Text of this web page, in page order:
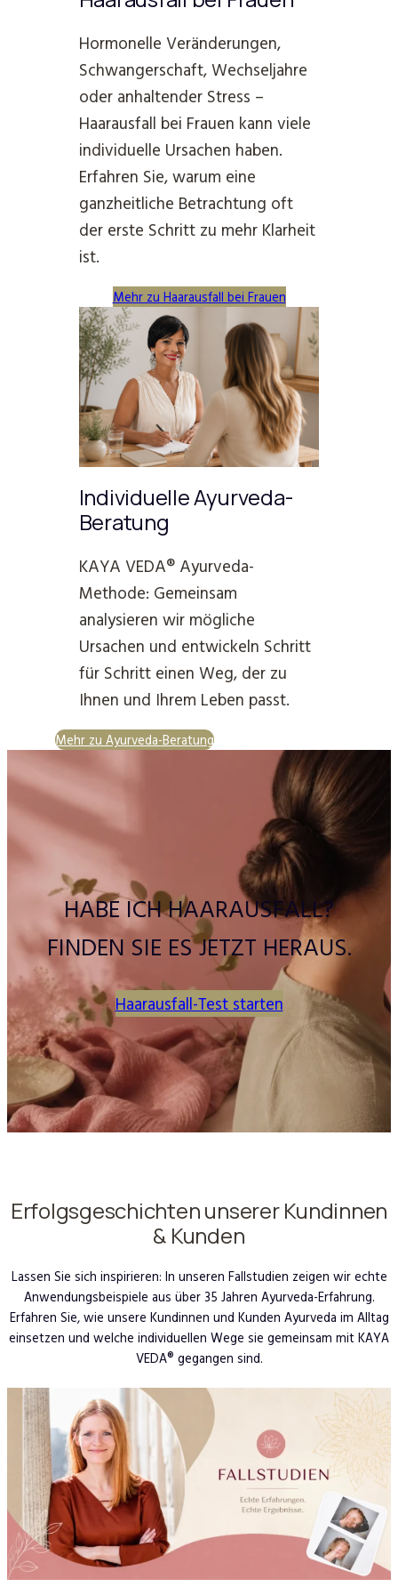
Hormonelle Veränderungen,
Schwangerschaft, Wechseljahre
oder anhaltender Stress –
Haarausfall bei Frauen kann viele
individuelle Ursachen haben.
Erfahren Sie, warum eine
ganzheitliche Betrachtung oft
der erste Schritt zu mehr Klarheit
ist.
Mehr zu Haarausfall bei Frauen
Individuelle Ayurveda-
Beratung
KAYA VEDA® Ayurveda-
Methode: Gemeinsam
analysieren wir mögliche
Ursachen und entwickeln Schritt
für Schritt einen Weg, der zu
Ihnen und Ihrem Leben passt.
Mehr zu Ayurveda-Beratung
HABE ICH HAARAUSFALL?
FINDEN SIE ES JETZT HERAUS.
Haarausfall-Test starten
Erfolgsgeschichten unserer Kundinnen
& Kunden
Lassen Sie sich inspirieren: In unseren Fallstudien zeigen wir echte
Anwendungsbeispiele aus über 35 Jahren Ayurveda-Erfahrung.
Erfahren Sie, wie unsere Kundinnen und Kunden Ayurveda im Alltag
einsetzen und welche individuellen Wege sie gemeinsam mit KAYA
VEDA® gegangen sind.